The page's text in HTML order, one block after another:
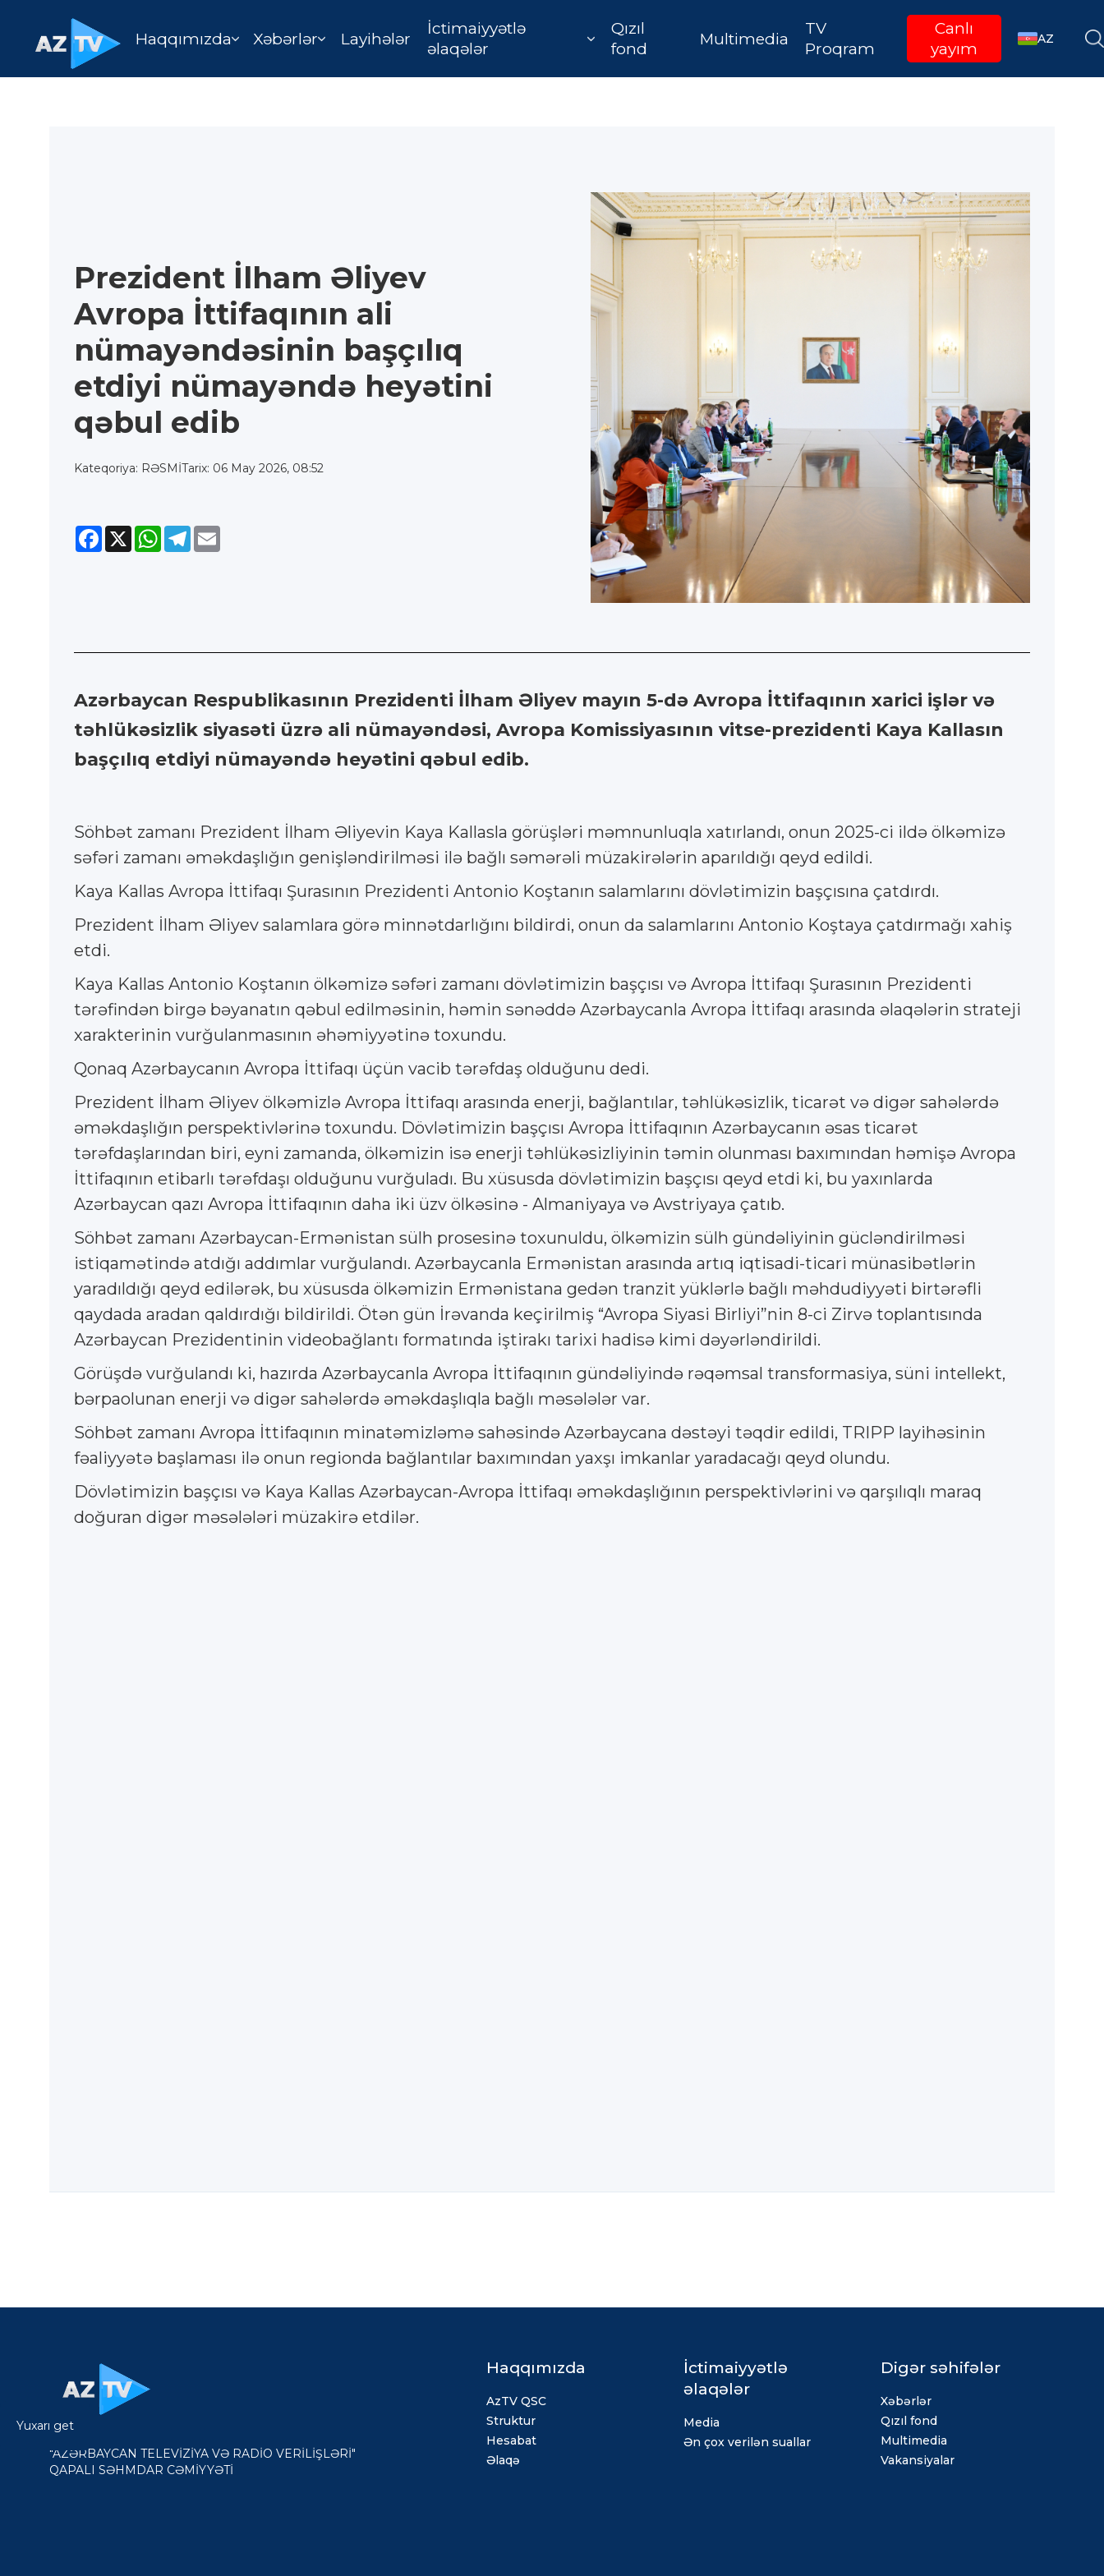
Haqqımızda Xəbərlər Layihələr
İctimaiyyətlə
əlaqələr
Qızıl
fond
Multimedia
TV
Proqram
Canlı
yayım
AZ
Prezident İlham Əliyev
Avropa İttifaqının ali
nümayəndəsinin başçılıq
etdiyi nümayəndə heyətini
qəbul edib
Kateqoriya: RƏSMİTarix: 06 May 2026, 08:52
Facebook
X WhatsApp
Telegram
Azərbaycan Respublikasının Prezidenti İlham Əliyev mayın 5-də Avropa İttifaqının xarici işlər və
təhlükəsizlik siyasəti üzrə ali nümayəndəsi, Avropa Komissiyasının vitse-prezidenti Kaya Kallasın
başçılıq etdiyi nümayəndə heyətini qəbul edib.
Söhbət zamanı Prezident İlham Əliyevin Kaya Kallasla görüşləri məmnunluqla xatırlandı, onun 2025-ci ildə ölkəmizə
səfəri zamanı əməkdaşlığın genişləndirilməsi ilə bağlı səmərəli müzakirələrin aparıldığı qeyd edildi.
Kaya Kallas Avropa İttifaqı Şurasının Prezidenti Antonio Koştanın salamlarını dövlətimizin başçısına çatdırdı.
Prezident İlham Əliyev salamlara görə minnətdarlığını bildirdi, onun da salamlarını Antonio Koştaya çatdırmağı xahiş
etdi.
Kaya Kallas Antonio Koştanın ölkəmizə səfəri zamanı dövlətimizin başçısı və Avropa İttifaqı Şurasının Prezidenti
tərəfindən birgə bəyanatın qəbul edilməsinin, həmin sənəddə Azərbaycanla Avropa İttifaqı arasında əlaqələrin strateji
xarakterinin vurğulanmasının əhəmiyyətinə toxundu.
Qonaq Azərbaycanın Avropa İttifaqı üçün vacib tərəfdaş olduğunu dedi.
Prezident İlham Əliyev ölkəmizlə Avropa İttifaqı arasında enerji, bağlantılar, təhlükəsizlik, ticarət və digər sahələrdə
əməkdaşlığın perspektivlərinə toxundu. Dövlətimizin başçısı Avropa İttifaqının Azərbaycanın əsas ticarət
tərəfdaşlarından biri, eyni zamanda, ölkəmizin isə enerji təhlükəsizliyinin təmin olunması baxımından həmişə Avropa
İttifaqının etibarlı tərəfdaşı olduğunu vurğuladı. Bu xüsusda dövlətimizin başçısı qeyd etdi ki, bu yaxınlarda
Azərbaycan qazı Avropa İttifaqının daha iki üzv ölkəsinə - Almaniyaya və Avstriyaya çatıb.
Söhbət zamanı Azərbaycan-Ermənistan sülh prosesinə toxunuldu, ölkəmizin sülh gündəliyinin gücləndirilməsi
istiqamətində atdığı addımlar vurğulandı. Azərbaycanla Ermənistan arasında artıq iqtisadi-ticari münasibətlərin
yaradıldığı qeyd edilərək, bu xüsusda ölkəmizin Ermənistana gedən tranzit yüklərlə bağlı məhdudiyyəti birtərəfli
qaydada aradan qaldırdığı bildirildi. Ötən gün İrəvanda keçirilmiş “Avropa Siyasi Birliyi”nin 8-ci Zirvə toplantısında
Azərbaycan Prezidentinin videobağlantı formatında iştirakı tarixi hadisə kimi dəyərləndirildi.
Görüşdə vurğulandı ki, hazırda Azərbaycanla Avropa İttifaqının gündəliyində rəqəmsal transformasiya, süni intellekt,
bərpaolunan enerji və digər sahələrdə əməkdaşlıqla bağlı məsələlər var.
Söhbət zamanı Avropa İttifaqının minatəmizləmə sahəsində Azərbaycana dəstəyi təqdir edildi, TRIPP layihəsinin
fəaliyyətə başlaması ilə onun regionda bağlantılar baxımından yaxşı imkanlar yaradacağı qeyd olundu.
Dövlətimizin başçısı və Kaya Kallas Azərbaycan-Avropa İttifaqı əməkdaşlığının perspektivlərini və qarşılıqlı maraq
doğuran digər məsələləri müzakirə etdilər.
"AZƏRBAYCAN TELEVİZİYA VƏ RADİO VERİLİŞLƏRİ"
QAPALI SƏHMDAR CƏMİYYƏTİ
Haqqımızda
AzTV QSC
Struktur
Hesabat
Əlaqə
İctimaiyyətlə
əlaqələr
Media
Ən çox verilən suallar
Digər səhifələr
Xəbərlər
Qızıl fond
Multimedia
Vakansiyalar
Yuxarı get